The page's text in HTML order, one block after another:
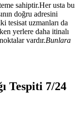
sahiptir.Her usta bu
doğru adresini
tesisat uzmanları da
yerlere daha itinalı
vardır.Bunlara
Tespiti 7/24